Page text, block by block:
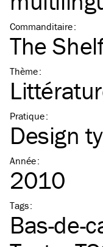
Commanditaire:
The
Thème:
Pratique:
Design
Année:
2010
Tags:
Bas-de-